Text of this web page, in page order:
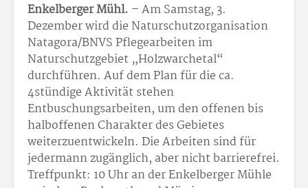
Enkelberger Mühl. – Am Samstag, 3.
Dezember wird die Naturschutzorganisation
Natagora/BNVS Pflegearbeiten im
Naturschutzgebiet „Holzwarchetal“
durchführen. Auf dem Plan für die ca.
4stündige Aktivität stehen
Entbuschungsarbeiten, um den offenen bis
halboffenen Charakter des Gebietes
weiterzuentwickeln. Die Arbeiten sind für
jedermann zugänglich, aber nicht barrierefrei.
Treffpunkt: 10 Uhr an der Enkelberger Mühle